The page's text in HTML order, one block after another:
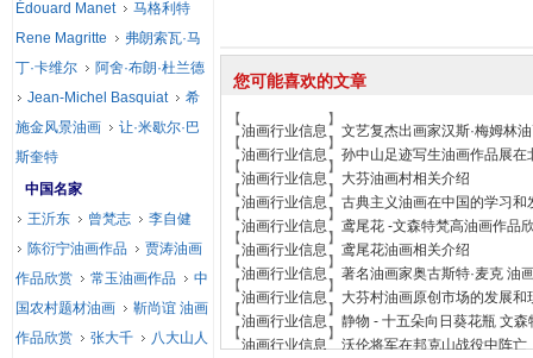
您可能喜欢的文章
【油画行业信息 】 文艺复杰出画家汉斯·梅姆林
【油画行业信息 】 孙中山足迹写生油画作品展在
【油画行业信息 】 大芬油画村相关介绍
【油画行业信息 】 古典主义油画在中国的学习和
【油画行业信息 】 鸢尾花 -文森特梵高油画作品
【油画行业信息 】 鸢尾花油画相关介绍
【油画行业信息 】 著名油画家奥古斯特·麦克 油
【油画行业信息 】 大芬村油画原创市场的发展和
【油画行业信息 】 静物 - 十五朵向日葵花瓶 文森
【油画行业信息】 沃伦将军在邦克山​​战役中阵亡
Édouard Manet
马格利特
Rene Magritte
弗朗索瓦·马
丁·卡维尔
阿舍·布朗·杜兰德
Jean-Michel Basquiat
希
施金风景油画
让·米歇尔·巴
斯奎特
中国名家
王沂东
曾梵志
李自健
陈衍宁油画作品
贾涛油画
作品欣赏
常玉油画作品
中
国农村题材油画
靳尚谊 油画
作品欣赏
张大千
八大山人